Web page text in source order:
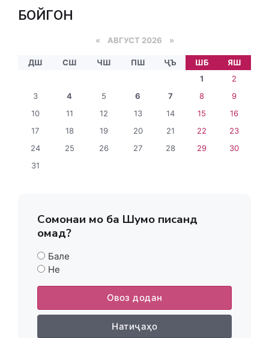
БОЙГОНӢ
« АВГУСТ 2026 »
ДШ СШ ЧШ ПШ ҶЪ ШБ
ЯШ
1
2
3
4 5 6 7 8
9
10
11 12 13 14 15
16
17
18 19 20 21 22
23
24
25 26 27 28 29
30
31
Сомонаи мо ба Шумо писанд
омад?
Бале
Не
Овоз додан
Натиҷаҳо